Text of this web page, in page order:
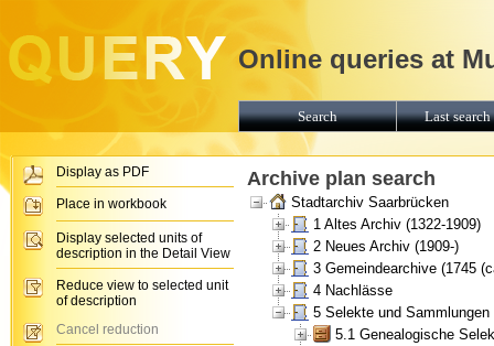
Archive plan search
Stadtarchiv Saarbrücken
1 Altes Archiv (1322-1909)
2 Neues Archiv (1909-)
3 Gemeindearchive (1745
4 Nachlässe
5 Selekte und Sammlungen
5.1 Genealogische
Online queries at
Search Last
Display as PDF
Place in workbook
Display selected units of
description in the Detail View
Reduce view to selected unit
of description
Cancel reduction